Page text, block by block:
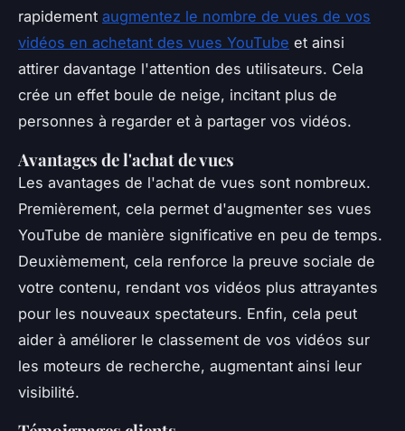
rapidement augmentez le nombre de vues de vos
vidéos en achetant des vues YouTube et ainsi
attirer davantage l'attention des utilisateurs. Cela
crée un effet boule de neige, incitant plus de
personnes à regarder et à partager vos vidéos.
Avantages de l'achat de vues
Les avantages de l'achat de vues sont nombreux.
Premièrement, cela permet d'augmenter ses vues
YouTube de manière significative en peu de temps.
Deuxièmement, cela renforce la preuve sociale de
votre contenu, rendant vos vidéos plus attrayantes
pour les nouveaux spectateurs. Enfin, cela peut
aider à améliorer le classement de vos vidéos sur
les moteurs de recherche, augmentant ainsi leur
visibilité.